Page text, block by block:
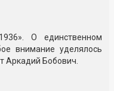
О единственном
внимание уделялось
Аркадий Бобович.